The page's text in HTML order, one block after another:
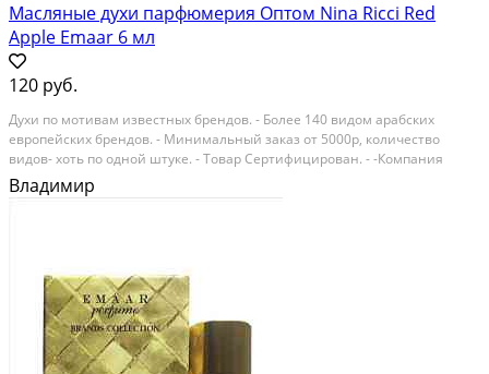
Масляные духи парфюмерия Оптом Nina Ricci Red
Apple Emaar 6 мл
120 руб.
Духи по мотивам известных брендов. - Более 140 видом арабских
европейских брендов. - Минимальный заказ от 5000р, количество
видов- хоть по одной штуке. - Товар Сертифицирован. - -Компания
ModissPRO более 9 лет является поставщиком арабской масляной
парфюмерии и восточной косметики по всей...
Владимир